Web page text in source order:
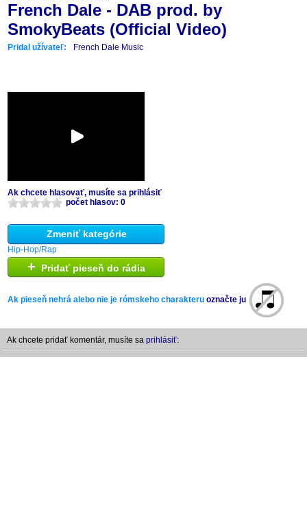
French Dale - DAB prod. by
SmokyBeats (Official Video)
Pridal užívateľ: French Dale Music
Ak chcete hlasovať, musíte sa prihlásiť
počet hlasov: 0
Zmeniť kategórie
Hip-Hop/Rap
+ Pridať pieseň do rádia
Ak pieseň nehrá alebo nie je rómskeho charakteru označte ju
Ak chcete pridať komentár, musíte sa prihlásiť: